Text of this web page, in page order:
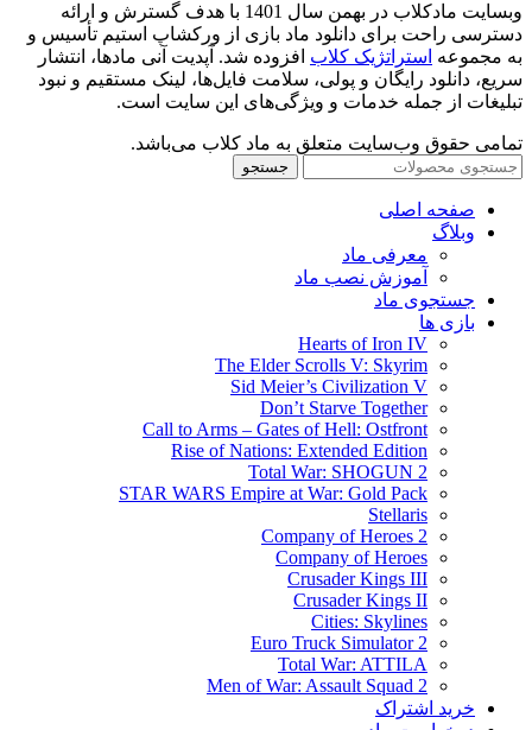
وبسایت مادکلاب در بهمن سال 1401 با هدف گسترش و ارائه
دسترسی راحت برای دانلود ماد بازی از ورکشاپ استیم تأسیس و
به مجموعه استراتژیک کلاب افزوده شد. آپدیت آنی مادها، انتشار
سریع، دانلود رایگان و پولی، سلامت فایل‌ها، لینک مستقیم و نبود
تبلیغات از جمله خدمات و ویژگی‌های این سایت است.
تمامی حقوق وب‌سایت متعلق به ماد کلاب می‌باشد.
جستجو
صفحه اصلی
وبلاگ
معرفی ماد
آموزش نصب ماد
جستجوی ماد
بازی ها
Hearts of Iron IV
The Elder Scrolls V: Skyrim
Sid Meier’s Civilization V
Don’t Starve Together
Call to Arms – Gates of Hell: Ostfront
Rise of Nations: Extended Edition
Total War: SHOGUN 2
STAR WARS Empire at War: Gold Pack
Stellaris
Company of Heroes 2
Company of Heroes
Crusader Kings III
Crusader Kings II
Cities: Skylines
Euro Truck Simulator 2
Total War: ATTILA
Men of War: Assault Squad 2
خرید اشتراک